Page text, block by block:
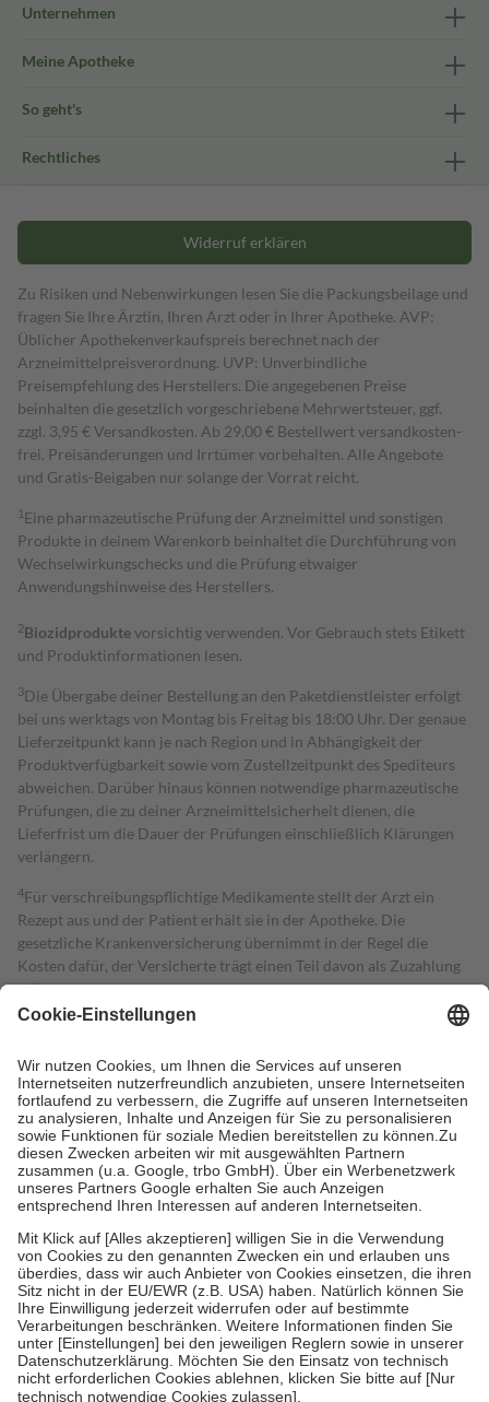
Unternehmen
Meine Apotheke
So geht's
Rechtliches
Widerruf erklären
Zu Risiken und Nebenwirkungen lesen Sie die Packungsbeilage und
fragen Sie Ihre Ärztin, Ihren Arzt oder in Ihrer Apotheke. AVP:
Üblicher Apothekenverkaufspreis berechnet nach der
Arzneimittelpreisverordnung. UVP: Unverbindliche
Preisempfehlung des Herstellers. Die angegebenen Preise
beinhalten die gesetzlich vorgeschriebene Mehrwertsteuer, ggf.
zzgl. 3,95 € Versandkosten. Ab 29,00 € Bestell­wert versand­kosten­
frei. Preisänderungen und Irrtümer vorbehalten. Alle Angebote
und Gratis-Beigaben nur solange der Vorrat reicht.
1 Eine pharmazeutische Prüfung der Arzneimittel und sonstigen
Produkte in deinem Warenkorb beinhaltet die Durchführung von
Wechselwirkungschecks und die Prüfung etwaiger
Anwendungshinweise des Herstellers.
2Biozidproduktevorsichtig verwenden. Vor Gebrauch stets Etikett
und Produktinformationen lesen.
3Die Übergabe deiner Bestellung an den Paketdienstleister erfolgt
bei uns werktags von Montag bis Freitag bis 18:00 Uhr. Der genaue
Lieferzeitpunkt kann je nach Region und in Abhängigkeit der
Produktverfügbarkeit sowie vom Zustellzeitpunkt des Spediteurs
abweichen. Darüber hinaus können notwendige pharmazeutische
Prüfungen, die zu deiner Arzneimittelsicherheit dienen, die
Lieferfrist um die Dauer der Prüfungen einschließlich Klärungen
verlängern.
4Für verschreibungspflichtige Medikamente stellt der Arzt ein
Rezept aus und der Patient erhält sie in der Apotheke. Die
gesetzliche Krankenversicherung übernimmt in der Regel die
Kosten dafür, der Versicherte trägt einen Teil davon als Zuzahlung
mit.
Grundsätzlich leisten Mitglieder Zuzahlungen in Höhe von zehn
höchstens zehn Euro.
Es sind jedoch nie mehr als die tatsächlichen
Kosten der Leistung zu entrichten.
Diese Regeln gelten grundsätzlich auch für Online-Apotheken.
Bei Heilmitteln und häuslicher Krankenpflege beträgt die
Zuzahlung zehn Prozent der Kosten sowie zehn Euro je
Verordnung.
Um das Engagement der Versicherten für ihre eigene Gesundheit zu
stärken und die besondere Stellung der Familie zu unterstützen,
fallenkeine Zuzahlungenan bei:
• Kindern und Jugendlichen bis zum vollendeten 18. Lebensjahr
mit Ausnahme der Fahrkosten
• Untersuchungen zur Vorsorge und Früherkennung, die von der
GKV getragen werden
• empfohlenen Schutzimpfungen
• Harn- und Blutteststreifen